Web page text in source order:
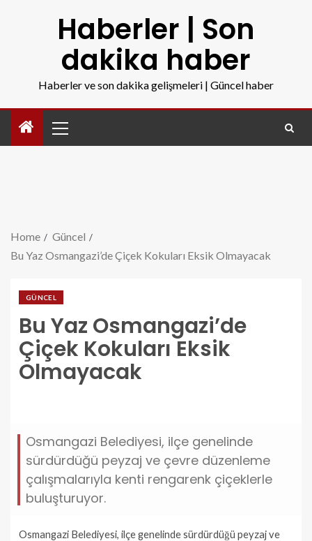
Haberler | Son
dakika haber
Haberler ve son dakika gelişmeleri | Güncel haber
Home
Güncel
Bu Yaz Osmangazi’de Çiçek Kokuları Eksik Olmayacak
GÜNCEL
Bu Yaz Osmangazi’de
Çiçek Kokuları Eksik
Olmayacak
bu-yaz-osmangazide-cicek-kokulari-eksik-
Osmangazi Belediyesi, ilçe genelinde
sürdürdüğü peyzaj ve çevre düzenleme
çalışmalarıyla kenti rengarenk çiçeklerle
buluşturuyor.
Osmangazi Belediyesi, ilçe genelinde sürdürdüğü peyzaj ve